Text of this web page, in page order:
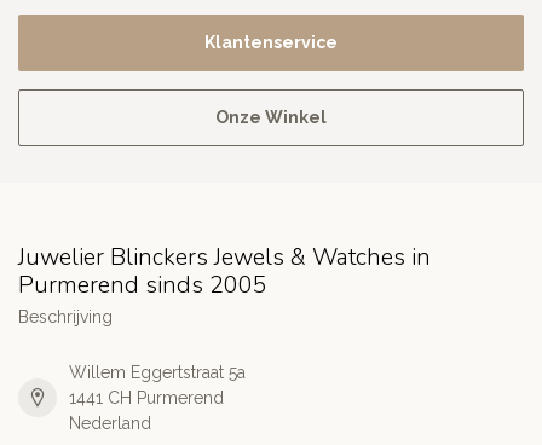
Klantenservice
Onze Winkel
Juwelier Blinckers Jewels & Watches in
Purmerend sinds 2005
Beschrijving
Willem Eggertstraat 5a
1441 CH Purmerend
Nederland